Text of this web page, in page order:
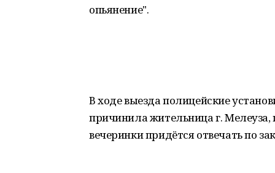
опьянение".
В ходе выезда полицейские
причинила жительница г. Мелеуза,
вечеринки придётся отвечать по